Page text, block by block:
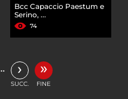
Bcc Capaccio Paestum e
Serino, ...
74
›
SUCC.
»
FINE